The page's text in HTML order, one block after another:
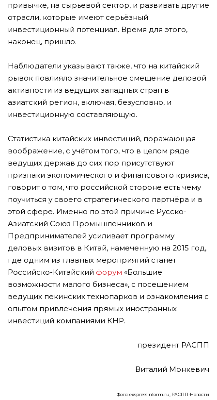
привычке, на сырьевой сектор, и развивать другие
отрасли, которые имеют серьёзный
инвестиционный потенциал. Время для этого,
наконец, пришло.
Наблюдатели указывают также, что на китайский
рывок повлияло значительное смещение деловой
активности из ведущих западных стран в
азиатский регион, включая, безусловно, и
инвестиционную составляющую.
Статистика китайских инвестиций, поражающая
воображение, с учётом того, что в целом ряде
ведущих держав до сих пор присутствуют
признаки экономического и финансового кризиса,
говорит о том, что российской стороне есть чему
поучиться у своего стратегического партнёра и в
этой сфере. Именно по этой причине Русско-
Азиатский Союз Промышленников и
Предпринимателей усиливает программу
деловых визитов в Китай, намеченную на 2015 год,
где одним из главных мероприятий станет
Российско-Китайский форум «Большие
возможности малого бизнеса», с посещением
ведущих пекинских технопарков и ознакомления с
опытом привлечения прямых иностранных
инвестиций компаниями КНР.
президент РАСПП
Виталий Монкевич
Фото: exspressinform.ru, РАСПП-Новости